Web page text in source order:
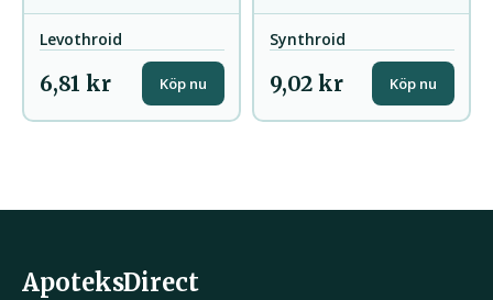
Levothroid
6,81 kr Köp nu
Synthroid
9,02 kr Köp nu
ApoteksDirect